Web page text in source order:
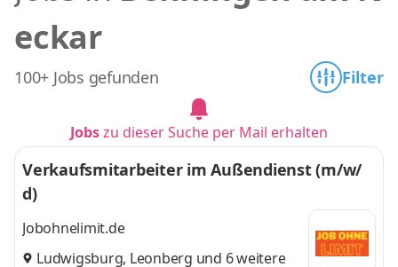
eckar
100+ Jobs gefunden Filter
Jobszu dieser Suche per Mail erhalten
Verkaufsmitarbeiter im Außendienst (m/w/
d)
Jobohnelimit.de
Ludwigsburg, Leonberg und 6 weitere